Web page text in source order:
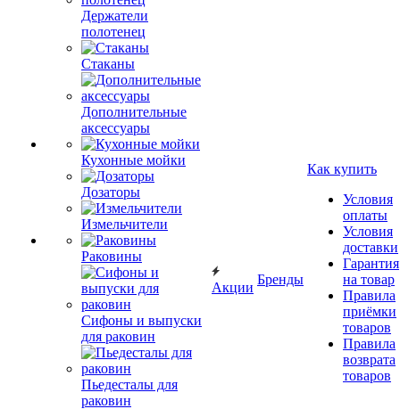
Держатели
полотенец
Стаканы
Дополнительные
аксессуары
Кухонные мойки
Дозаторы
Измельчители
Раковины
Сифоны и выпуски
для раковин
Пьедесталы для
раковин
Акции
Бренды
Как купить
Условия
оплаты
Условия
доставки
Гарантия
на товар
Правила
приёмки
товаров
Правила
возврата
товаров